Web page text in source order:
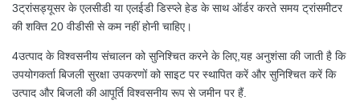
3ट्रांसड्यूसर के एलसीडी या एलईडी डिस्प्ले हेड के साथ ऑर्डर करते समय ट्रांसमीटर
की शक्ति 20 वीडीसी से कम नहीं होनी चाहिए।
4उत्पाद के विश्वसनीय संचालन को सुनिश्चित करने के लिए,यह अनुशंसा की जाती है कि
उपयोगकर्ता बिजली सुरक्षा उपकरणों को साइट पर स्थापित करें और सुनिश्चित करें कि
उत्पाद और बिजली की आपूर्ति विश्वसनीय रूप से जमीन पर हैं.